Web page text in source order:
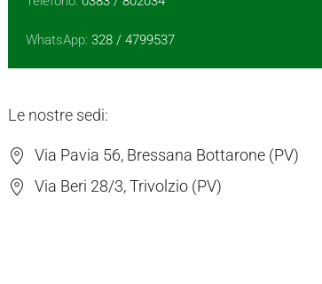
WhatsApp: 328 / 4799537
Le nostre sedi:
Via Pavia 56, Bressana Bottarone (PV)
Via Beri 28/3, Trivolzio (PV)